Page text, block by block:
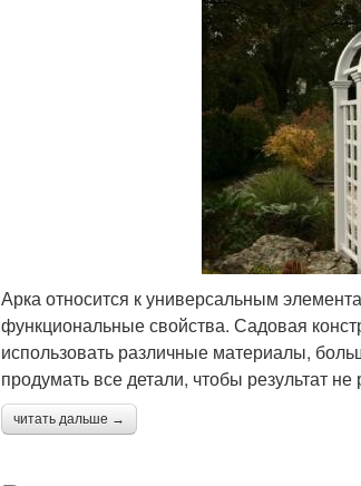
Арка относится к универсальным
функциональные свойства. Садовая
использовать различные материалы,
продумать все детали, чтобы результат не
читать дальше →